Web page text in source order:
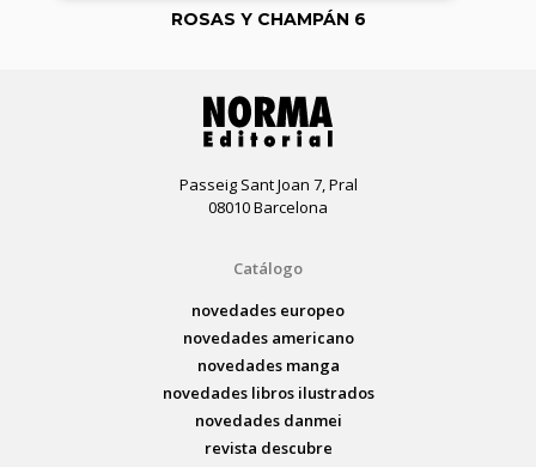
ROSAS Y CHAMPÁN 6
Passeig Sant Joan 7, Pral
08010 Barcelona
Catálogo
novedades europeo
novedades americano
novedades manga
novedades libros ilustrados
novedades danmei
revista descubre